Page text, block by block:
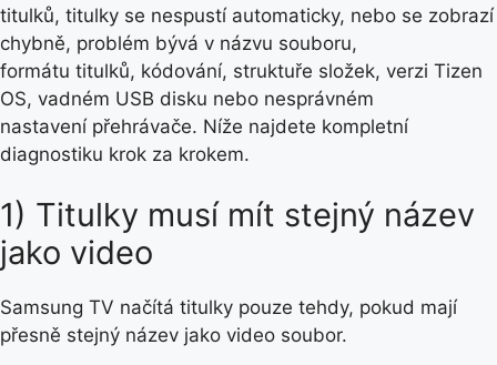
titulků, titulky se nespustí automaticky, nebo se zobrazí
chybně, problém bývá v názvu souboru,
formátu titulků, kódování, struktuře složek, verzi Tizen
OS, vadném USB disku nebo nesprávném
nastavení přehrávače. Níže najdete kompletní
diagnostiku krok za krokem.
1) Titulky musí mít stejný název
jako video
Samsung TV načítá titulky pouze tehdy, pokud mají
přesně stejný název jako video soubor.